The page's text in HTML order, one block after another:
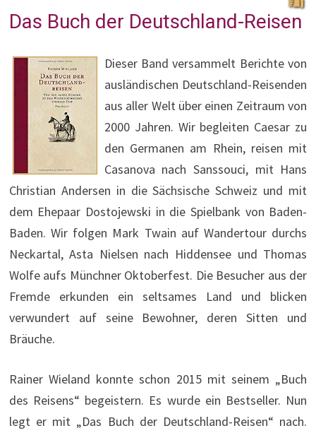
Das Buch der Deutschland-Reisen
Dieser Band versammelt Berichte von
ausländischen Deutschland-Reisenden
aus aller Welt über einen Zeitraum von
2000 Jahren. Wir begleiten Caesar zu
den Germanen am Rhein, reisen mit
Casanova nach Sanssouci, mit Hans
Christian Andersen in die Sächsische Schweiz und mit
dem Ehepaar Dostojewski in die Spielbank von Baden-
Baden. Wir folgen Mark Twain auf Wandertour durchs
Neckartal, Asta Nielsen nach Hiddensee und Thomas
Wolfe aufs Münchner Oktoberfest. Die Besucher aus der
Fremde erkunden ein seltsames Land und blicken
verwundert auf seine Bewohner, deren Sitten und
Bräuche.
Rainer Wieland konnte schon 2015 mit seinem „Buch
des Reisens“ begeistern. Es wurde ein Bestseller. Nun
legt er mit „Das Buch der Deutschland-Reisen“ nach.